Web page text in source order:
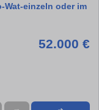
Wat-einzeln oder im
52.000 €